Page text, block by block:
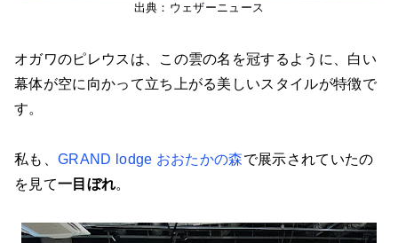
出典：ウェザーニュース
オガワのピレウスは、この雲の名を冠するように、白い
幕体が空に向かって立ち上がる美しいスタイルが特徴で
す。
私も、 GRAND lodge おおたかの森で展示されていたの
を見て一目ぼれ。